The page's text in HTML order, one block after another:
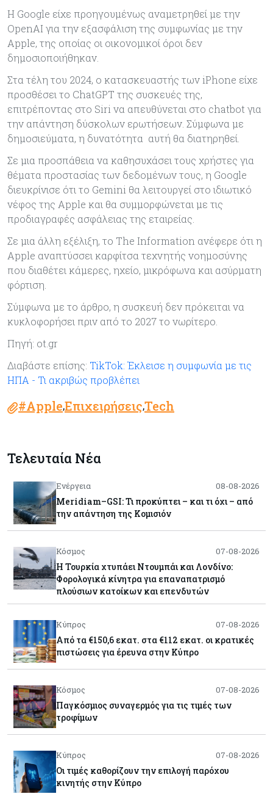
Η Google είχε προηγουμένως αναμετρηθεί με την
OpenAI για την εξασφάλιση της συμφωνίας με την
Apple, της οποίας οι οικονομικοί όροι δεν
δημοσιοποιήθηκαν.
Στα τέλη του 2024, o κατασκευαστής των iPhone είχε
προσθέσει το ChatGPT της συσκευές της,
επιτρέποντας στο Siri να απευθύνεται στο chatbot για
την απάντηση δύσκολων ερωτήσεων. Σύμφωνα με
δημοσιεύματα, η δυνατότητα αυτή θα διατηρηθεί.
Σε μια προσπάθεια να καθησυχάσει τους χρήστες για
θέματα προστασίας των δεδομένων τους, η Google
διευκρίνισε ότι το Gemini θα λειτουργεί στο ιδιωτικό
νέφος της Apple και θα συμμορφώνεται με τις
προδιαγραφές ασφάλειας της εταιρείας.
Σε μια άλλη εξέλιξη, το The Information ανέφερε ότι η
Apple αναπτύσσει καρφίτσα τεχνητής νοημοσύνης
που διαθέτει κάμερες, ηχείο, μικρόφωνα και ασύρματη
φόρτιση.
Σύμφωνα με το άρθρο, η συσκευή δεν πρόκειται να
κυκλοφορήσει πριν από το 2027 το νωρίτερο.
Πηγή: ot.gr
Διαβάστε επίσης: TikTok: Έκλεισε η συμφωνία με τις
ΗΠΑ - Τι ακριβώς προβλέπει
#Apple,Επιχειρήσεις,Tech
Τελευταία Νέα
Ενέργεια 08-08-2026
Meridiam–GSI: Τι προκύπτει – και τι όχι – από
την απάντηση της Κομισιόν
Κόσμος 07-08-2026
Η Τουρκία χτυπάει Ντουμπάι και Λονδίνο:
Φορολογικά κίνητρα για επαναπατρισμό
πλούσιων κατοίκων και επενδυτών
Κύπρος 07-08-2026
Από τα €150,6 εκατ. στα €112 εκατ. οι κρατικές
πιστώσεις για έρευνα στην Κύπρο
Κόσμος 07-08-2026
Παγκόσμιος συναγερμός για τις τιμές των
τροφίμων
Κύπρος 07-08-2026
Οι τιμές καθορίζουν την επιλογή παρόχου
κινητής στην Κύπρο